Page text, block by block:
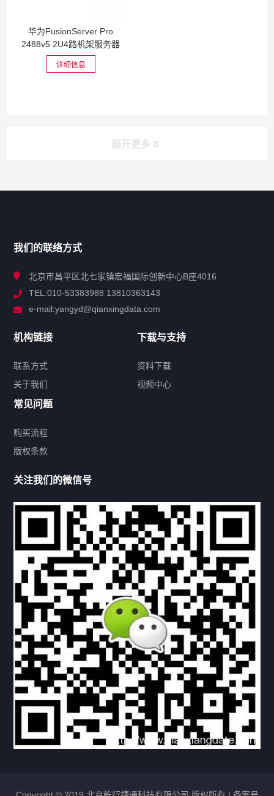
华为FusionServer Pro
2488v5 2U4路机架服务器
详细信息
展开更多
解决方案
联系方式
热门标签
机构链接
联系方式 关于我们
下载与支持
资料下载 视频中心
常见问题
购买流程 版权条款
北京乾行捷通荣获阿里巴巴国际站多项年度荣誉，持续引
领ICT与AI行业发展
2025/12/22 524 新闻中心 信创服务器国产服务器
我们的联络方式
北京市昌平区北七家镇宏福国际创新中心B座4016
TEL:010-53383988 13810363143
e-mail:yangyd@qianxingdata.com
机构链接
联系方式
关于我们
下载与支持
资料下载
视频中心
常见问题
购买流程
版权条款
关注我们的微信号